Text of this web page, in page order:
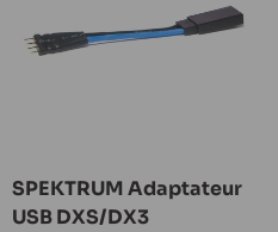
SPEKTRUM Adaptateur
USB DXS/DX3